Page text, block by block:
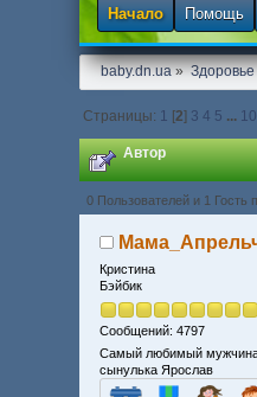
Начало Помощь
baby.dn.ua»
Страницы: 1 [2] 3 4 5 ... 10
Автор
0 Пользователей и 1 Гость
Кристина
Бэйбик
Сообщений: 4797
Самый любимый
сынулька Ярослав